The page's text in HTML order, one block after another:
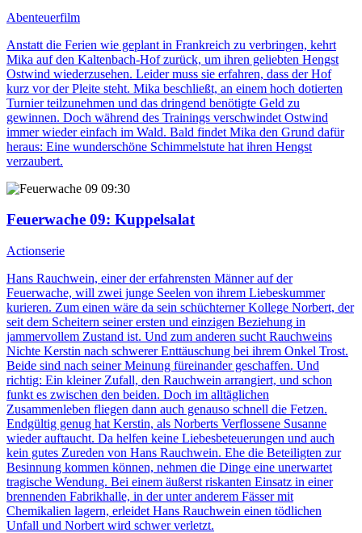
Abenteuerfilm
Anstatt die Ferien wie geplant in Frankreich zu verbringen, kehrt
Mika auf den Kaltenbach-Hof zurück, um ihren geliebten Hengst
Ostwind wiederzusehen. Leider muss sie erfahren, dass der Hof
kurz vor der Pleite steht. Mika beschließt, an einem hoch dotierten
Turnier teilzunehmen und das dringend benötigte Geld zu
gewinnen. Doch während des Trainings verschwindet Ostwind
immer wieder einfach im Wald. Bald findet Mika den Grund dafür
heraus: Eine wunderschöne Schimmelstute hat ihren Hengst
verzaubert.
09:30
Feuerwache 09: Kuppelsalat
Actionserie
Hans Rauchwein, einer der erfahrensten Männer auf der
Feuerwache, will zwei junge Seelen von ihrem Liebeskummer
kurieren. Zum einen wäre da sein schüchterner Kollege Norbert, der
seit dem Scheitern seiner ersten und einzigen Beziehung in
jammervollem Zustand ist. Und zum anderen sucht Rauchweins
Nichte Kerstin nach schwerer Enttäuschung bei ihrem Onkel Trost.
Beide sind nach seiner Meinung füreinander geschaffen. Und
richtig: Ein kleiner Zufall, den Rauchwein arrangiert, und schon
funkt es zwischen den beiden. Doch im alltäglichen
Zusammenleben fliegen dann auch genauso schnell die Fetzen.
Endgültig genug hat Kerstin, als Norberts Verflossene Susanne
wieder auftaucht. Da helfen keine Liebesbeteuerungen und auch
kein gutes Zureden von Hans Rauchwein. Ehe die Beteiligten zur
Besinnung kommen können, nehmen die Dinge eine unerwartet
tragische Wendung. Bei einem äußerst riskanten Einsatz in einer
brennenden Fabrikhalle, in der unter anderem Fässer mit
Chemikalien lagern, erleidet Hans Rauchwein einen tödlichen
Unfall und Norbert wird schwer verletzt.